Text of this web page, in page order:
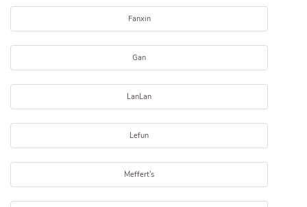
Fanxin
Gan
LanLan
Lefun
Meffert's